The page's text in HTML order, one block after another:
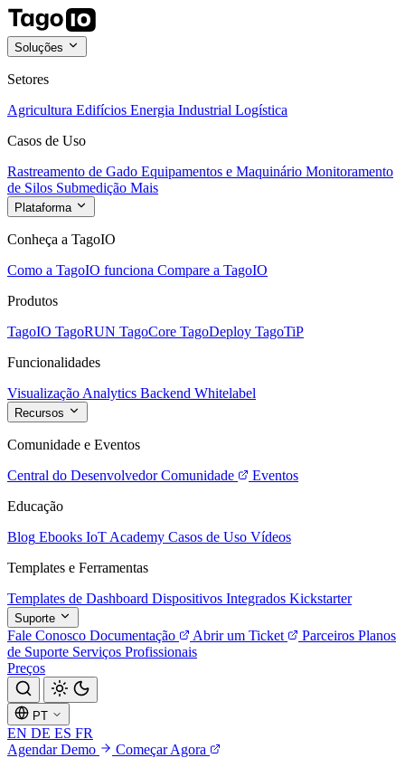
Soluções
Setores
Agricultura Edifícios Energia Industrial Logística
Casos de Uso
Rastreamento de Gado Equipamentos e Maquinário Monitoramento
de Silos Submedição Mais
Plataforma
Conheça a TagoIO
Como a TagoIO funciona Compare a TagoIO
Produtos
TagoIO TagoRUN TagoCore TagoDeploy TagoTiP
Funcionalidades
Visualização Analytics Backend Whitelabel
Recursos
Comunidade e Eventos
Central do Desenvolvedor Comunidade
Eventos
Educação
Blog Ebooks IoT Academy Casos de Uso Vídeos
Templates e Ferramentas
Templates de Dashboard Dispositivos Integrados Kickstarter
Suporte
Fale Conosco Documentação Abrir um Ticket Parceiros Planos
de Suporte Serviços Profissionais
Preços
PT
EN DE ES FR
Agendar Demo
Começar Agora